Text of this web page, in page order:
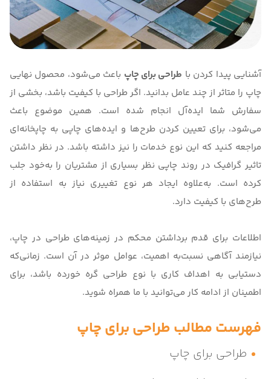
آشنایی پیدا کردن با طراحی برای چاپ باعث می‌شود، محصول نهایی
چاپ را متاثر از چند عامل بدانید. اگر طراحی با کیفیت باشد، بخشی از
سفارش شما ایده‌آل انجام شده است. همین موضوع باعث
می‌شود، برای تعیین کردن طرح‌ها و ایده‌های چاپی به چاپخانه‌ای
مراجعه کنید که این نوع خدمات را نیز داشته باشد. در نظر داشتن
تاثیر گرافیک در روند چاپی نظر بسیاری از مشتریان را به‌خود جلب
کرده است. به‌علاوه ایجاد هر نوع تغییری نیاز به استفاده از
طرح‌های با کیفیت دارد.
اطلاعات برای قدم برداشتن محکم در زمینه‌های طراحی در چاپ،
نیازمند آگاهی نسبت‌به اهمیت، عوامل موثر در آن است. زمانی‌که
دستیابی به اهداف کاری با نوع طراحی گره خورده باشد، برای
اطمینان از ادامه کار می‌توانید با ما همراه شوید.
فهرست مطالب طراحی برای چاپ
طراحی برای چاپ